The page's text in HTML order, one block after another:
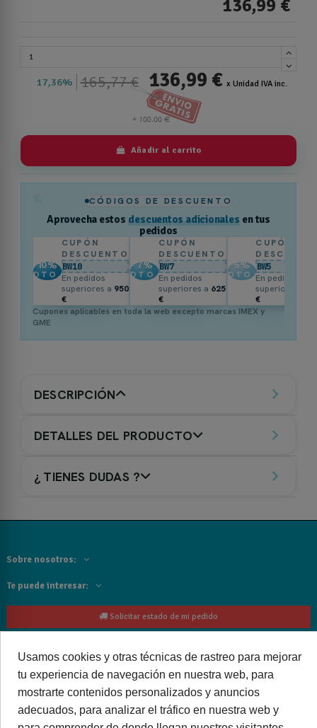
136,99 €
17,36% 165,77 € 136,99 € x Unidad IVA inc.
Añadir al carrito
CÓDIGOS DE DESCUENTO
Aprovecha estos descuentos adicionales en tus
pedidos
10%
DTO.
CUPÓN
DESCUENTO
BW10
En pedidos
superiores a 950
€
7%
DTO.
CUPÓN
DESCUENTO
BW7
En pedidos
superiores a 625
€
5%
DTO.
CUPÓN
BW5
En pedidos
superiores a
€
Cupones aplicables en toda la web excepto marcas IMEX y
GME
DESCRIPCIÓN
DETALLES DEL PRODUCTO
¿ TIENES DUDAS ?
Sobre nosotros:
Te puede interesar:
Solicitar estado de mi pedido
Siguenos
Cancelar o devolver un pedido
Usamos cookies y otras técnicas de rastreo para mejorar
tu experiencia de navegación en nuestra web, para
mostrarte contenidos personalizados y anuncios
adecuados, para analizar el tráfico en nuestra web y